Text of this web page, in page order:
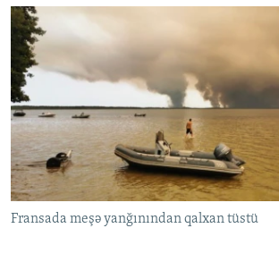
Fransada meşə yanğınından qalxan tüstü